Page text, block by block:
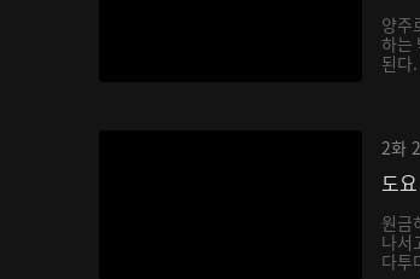
양주
하는
된다
2화
도요
원금
나서
다투